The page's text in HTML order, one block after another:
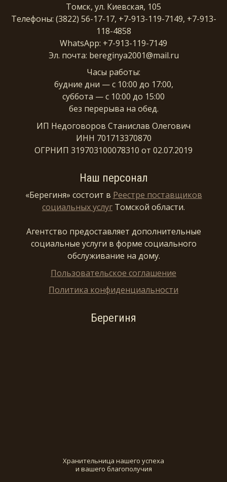
Томск, ул. Киевская, 105
Телефоны: (3822) 56-17-17, +7-913-119-7149, +7-913-
118-4858
WhatsApp: +7-913-119-7149
Эл. почта: bereginya2001@mail.ru
Часы работы:
будние дни — с 10:00 до 17:00,
суббота — с 10:00 до 15:00
без перерыва на обед.
ИП Недоговоров Станислав Олегович
ИНН 701713370870
ОГРНИП 319703100078310 от 02.07.2019
Наш персонал
«Берегиня» состоит в Реестре поставщиков
социальных услуг Томской области.
Агентство предоставляет дополнительные
социальные услуги в форме социального
обслуживание на дому.
Пользовательское соглашение
Политика конфиденциальности
Берегиня
Хранительница нашего успеха
и вашего благополучия